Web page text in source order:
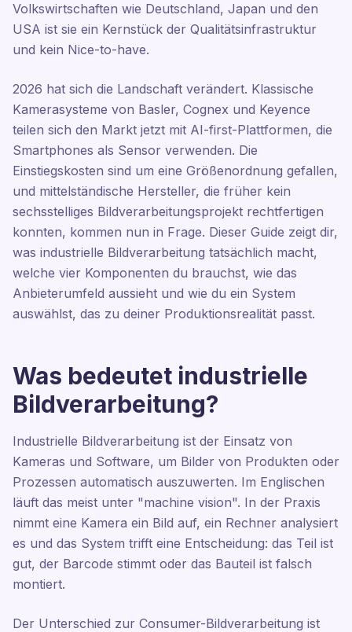
Volkswirtschaften wie Deutschland, Japan und den
USA ist sie ein Kernstück der Qualitätsinfrastruktur
und kein Nice-to-have.
2026 hat sich die Landschaft verändert. Klassische
Kamerasysteme von Basler, Cognex und Keyence
teilen sich den Markt jetzt mit AI-first-Plattformen, die
Smartphones als Sensor verwenden. Die
Einstiegskosten sind um eine Größenordnung gefallen,
und mittelständische Hersteller, die früher kein
sechsstelliges Bildverarbeitungsprojekt rechtfertigen
konnten, kommen nun in Frage. Dieser Guide zeigt dir,
was industrielle Bildverarbeitung tatsächlich macht,
welche vier Komponenten du brauchst, wie das
Anbieterumfeld aussieht und wie du ein System
auswählst, das zu deiner Produktionsrealität passt.
Was bedeutet industrielle
Bildverarbeitung?
Industrielle Bildverarbeitung ist der Einsatz von
Kameras und Software, um Bilder von Produkten oder
Prozessen automatisch auszuwerten. Im Englischen
läuft das meist unter "machine vision". In der Praxis
nimmt eine Kamera ein Bild auf, ein Rechner analysiert
es und das System trifft eine Entscheidung: das Teil ist
gut, der Barcode stimmt oder das Bauteil ist falsch
montiert.
Der Unterschied zur Consumer-Bildverarbeitung ist